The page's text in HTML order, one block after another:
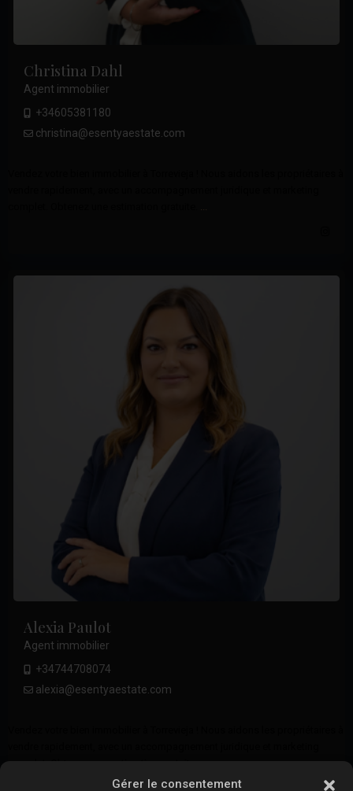
Gérer le consentement
Christina Dahl
Agent immobilier
+34605381180
christina@esentyaestate.com
...
Alexia Paulot
Agent immobilier
+34744708074
alexia@esentyaestate.com
complet. Obtenez une estimation gratuite....